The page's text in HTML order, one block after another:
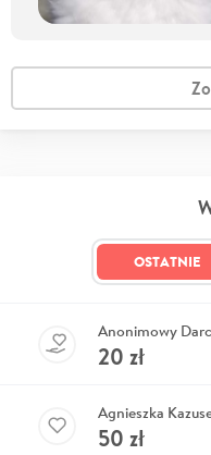
OSTATNIE
Anonimowy
20 zł
Agnieszka
50 zł